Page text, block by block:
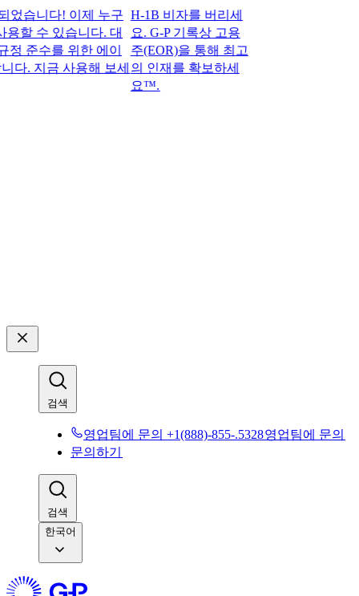
니다! 이제 누구
수 있습니다. 대
수를 위한 에이
지금 사용해 보세
H-1B 비자를 버리세
요. G-P 기록상 고용
주(EOR)을 통해 최고
의 인재를 확보하세
요™.​​
검색​​
영업팀에 문의 +1(888)-855-.5328​​영업팀에 문의​​
문의하기​​
검색​​
한국어